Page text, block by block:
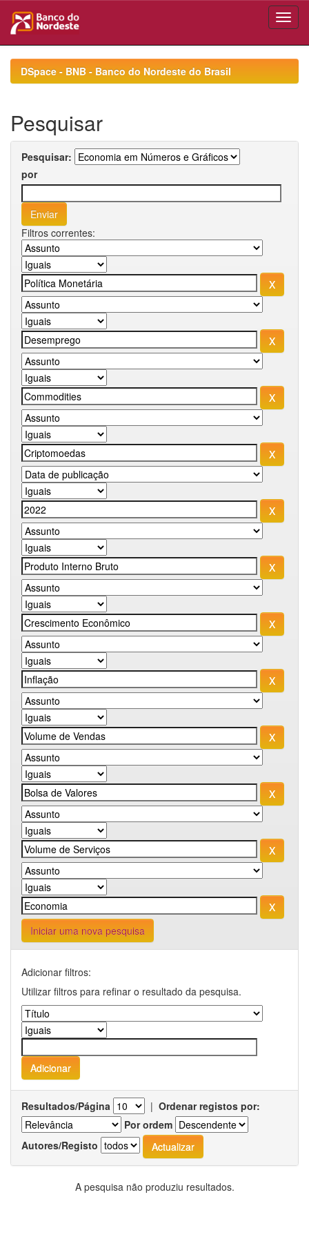
navigationDSpace - BNB - Banco do Nordeste do Brasil
Pesquisar
Pesquisar:
por
Filtros correntes:
Iniciar uma nova pesquisa
Adicionar filtros:
Utilizar filtros para refinar o resultado da pesquisa.
Resultados/Página | Ordenar registos por:
Por ordem
Autores/Registo
A pesquisa não produziu resultados.